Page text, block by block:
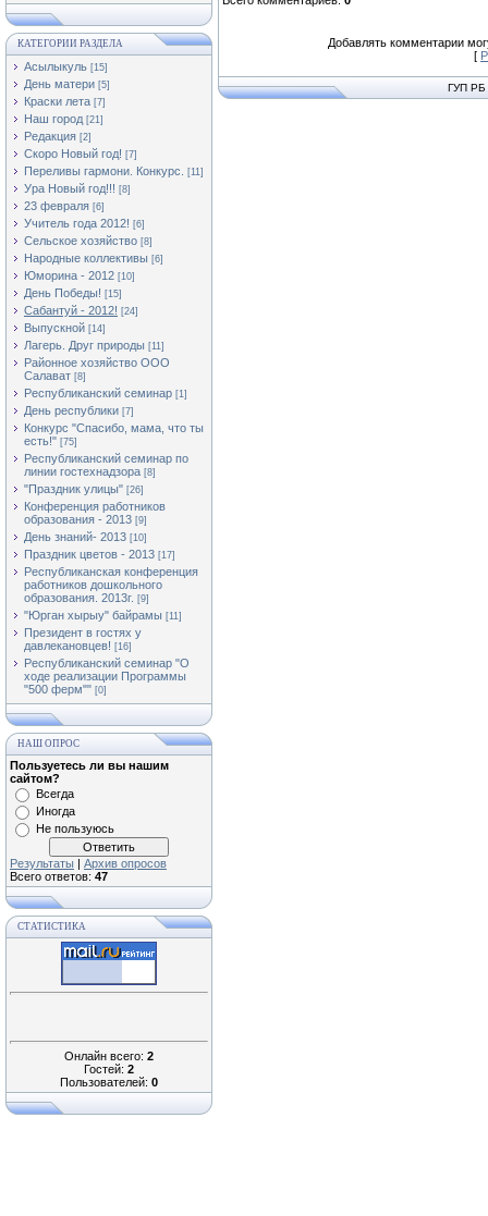
КАТЕГОРИИ РАЗДЕЛА
Асылыкуль [15]
День матери [5]
Краски лета [7]
Наш город [21]
Редакция [2]
Скоро Новый год! [7]
Переливы гармони. Конкурс. [11]
Ура Новый год!!! [8]
23 февраля [6]
Учитель года 2012! [6]
Сельское хозяйство [8]
Народные коллективы [6]
Юморина - 2012 [10]
День Победы! [15]
Сабантуй - 2012! [24]
Выпускной [14]
Лагерь. Друг природы [11]
Районное хозяйство ООО
Салават [8]
Республиканский семинар [1]
День республики [7]
Конкурс "Спасибо, мама, что ты
есть!" [75]
Республиканский семинар по
линии гостехнадзора [8]
"Праздник улицы" [26]
Конференция работников
образования - 2013 [9]
День знаний- 2013 [10]
Праздник цветов - 2013 [17]
Республиканская конференция
работников дошкольного
образования. 2013г. [9]
"Юрган хырыу" байрамы [11]
Президент в гостях у
давлекановцев! [16]
Республиканский семинар "О
ходе реализации Программы
"500 ферм"" [0]
НАШ ОПРОС
Пользуетесь ли вы нашим
сайтом?
Всегда
Иногда
Не пользуюсь
Результаты | Архив опросов
Всего ответов: 47
СТАТИСТИКА
Онлайн всего: 2
Гостей: 2
Пользователей: 0
Добавлять комментарии
[
ГУП РБ